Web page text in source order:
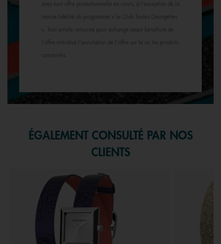
avec tout offre promotionnelle en cours, à l’exception de la
remise fidélité du programme « Le Club Toutes Georgettes
». Tout article retourné pour échange ayant bénéficié de
l’offre entraîne l’annulation de l’offre sur le ou les produits
concernés.
ÉGALEMENT CONSULTÉ PAR NOS
CLIENTS